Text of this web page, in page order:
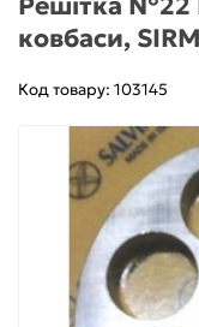
ковбаси,
Код товару: 103145